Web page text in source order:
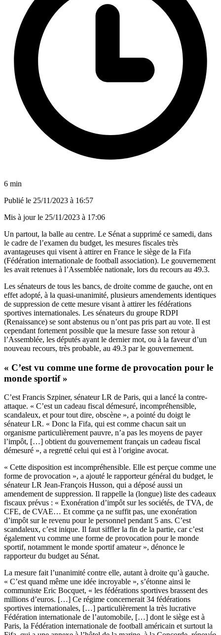
6 min
Publié le 25/11/2023 à 16:57
Mis à jour le 25/11/2023 à 17:06
Un partout, la balle au centre. Le Sénat a supprimé ce samedi, dans
le cadre de l’examen du budget, les mesures fiscales très
avantageuses qui visent à attirer en France le siège de la Fifa
(Fédération internationale de football association). Le gouvernement
les avait retenues à l’Assemblée nationale, lors du recours au 49.3.
Les sénateurs de tous les bancs, de droite comme de gauche, ont en
effet adopté, à la quasi-unanimité, plusieurs amendements identiques
de suppression de cette mesure visant à attirer les fédérations
sportives internationales. Les sénateurs du groupe RDPI
(Renaissance) se sont abstenus ou n’ont pas pris part au vote. Il est
cependant fortement possible que la mesure fasse son retour à
l’Assemblée, les députés ayant le dernier mot, ou à la faveur d’un
nouveau recours, très probable, au 49.3 par le gouvernement.
« C’est vu comme une forme de provocation pour le
monde sportif »
C’est Francis Szpiner, sénateur LR de Paris, qui a lancé la contre-
attaque. « C’est un cadeau fiscal démesuré, incompréhensible,
scandaleux, et pour tout dire, obscène », a pointé du doigt le
sénateur LR. « Donc la Fifa, qui est comme chacun sait un
organisme particulièrement pauvre, n’a pas les moyens de payer
l’impôt, […] obtient du gouvernement français un cadeau fiscal
démesuré », a regretté celui qui est à l’origine avocat.
« Cette disposition est incompréhensible. Elle est perçue comme une
forme de provocation », a ajouté le rapporteur général du budget, le
sénateur LR Jean-François Husson, qui a déposé aussi un
amendement de suppression. Il rappelle la (longue) liste des cadeaux
fiscaux prévus : « Exonération d’impôt sur les sociétés, de TVA, de
CFE, de CVAE… Et comme ça ne suffit pas, une exonération
d’impôt sur le revenu pour le personnel pendant 5 ans. C’est
scandaleux, c’est inique. Il faut siffler la fin de la partie, car c’est
également vu comme une forme de provocation pour le monde
sportif, notamment le monde sportif amateur », dénonce le
rapporteur du budget au Sénat.
La mesure fait l’unanimité contre elle, autant à droite qu’à gauche.
« C’est quand même une idée incroyable », s’étonne ainsi le
communiste Eric Bocquet, « les fédérations sportives brassent des
millions d’euros. […] Ce régime concernerait 34 fédérations
sportives internationales, […] particulièrement la très lucrative
Fédération internationale de l’automobile, […] dont le siège est à
Paris, la Fédération internationale de football américain et surtout la